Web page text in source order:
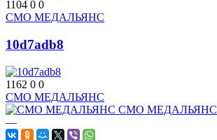
1104 0 0
СМО МЕДАЛЬЯНС
10d7adb8
1162 0 0
СМО МЕДАЛЬЯНС
СМО МЕДАЛЬЯНС
—